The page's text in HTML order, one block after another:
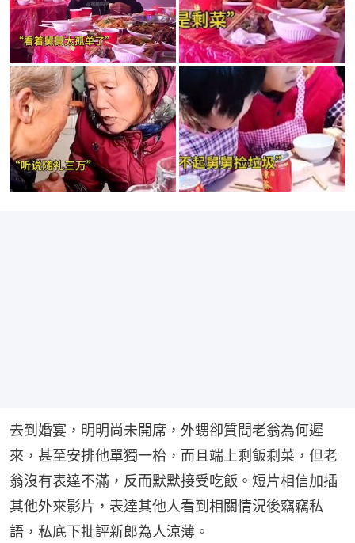
去到婚宴，明明尚未開席，外甥卻質問老翁為何遲
來，甚至安排他單獨一枱，而且端上剩飯剩菜，但老
翁沒有表達不滿，反而默默接受吃飯。短片相信加插
其他外來影片，表達其他人看到相關情況後竊竊私
語，私底下批評新郎為人涼薄。